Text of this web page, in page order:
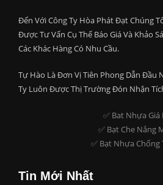
Đến Với Công Ty Hòa Phát Đạt Chúng
Được Tư Vấn Cụ Thể Báo Giá Và Khảo
Các Khác Hàng Có Nhu Cầu.
Tự Hào Là Đơn Vị Tiên Phong Dẫn Đầu
Ty Luôn Được Thị Trường Đón Nhận
✅ Bat Nhựa Giá
✅ Bạt Che Nắng
✅ Bạt Nhựa Chống
Tin Mới Nhất